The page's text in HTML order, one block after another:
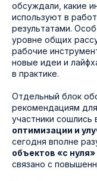
обсуждали, какие
используют в
результатами.
уровне общих
рабочие
новые идеи и
в практике.
Отдельный блок
рекомендациям
участники сошлись
оптимизации и
сегодня вполне
объектов «с
связано с